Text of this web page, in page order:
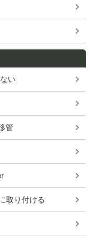
い
管
取り付ける